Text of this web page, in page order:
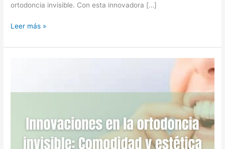
ortodoncia invisible. Con esta innovadora […]
Leer más »
Comodidad
estética